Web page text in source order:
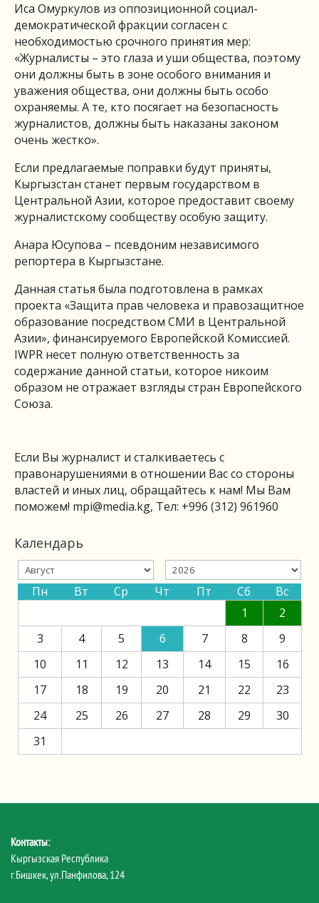
Иса Омуркулов из оппозиционной социал-
демократической фракции согласен с
необходимостью срочного принятия мер:
«Журналисты – это глаза и уши общества, поэтому
они должны быть в зоне особого внимания и
уважения общества, они должны быть особо
охраняемы. А те, кто посягает на безопасность
журналистов, должны быть наказаны законом
очень жестко».
Если предлагаемые поправки будут приняты,
Кыргызстан станет первым государством в
Центральной Азии, которое предоставит своему
журналистскому сообществу особую защиту.
Анара Юсупова – псевдоним независимого
репортера в Кыргызстане.
Данная статья была подготовлена в рамках
проекта «Защита прав человека и правозащитное
образование посредством СМИ в Центральной
Азии», финансируемого Европейской Комиссией.
IWPR несет полную ответственность за
содержание данной статьи, которое никоим
образом не отражает взгляды стран Европейского
Союза.
Если Вы журналист и сталкиваетесь с
правонарушениями в отношении Вас со стороны
властей и иных лиц, обращайтесь к нам! Мы Вам
поможем! mpi@media.kg, Тел: +996 (312) 961960
Календарь
Пн Вт Ср Чт Пт Сб
Вс
1
2
3
4 5 6 7 8
9
10
11 12 13 14 15
16
17
18 19 20 21 22
23
24
25 26 27 28 29
30
31
Контакты:
Кыргызская Республика
г.Бишкек, ул.Панфилова, 124